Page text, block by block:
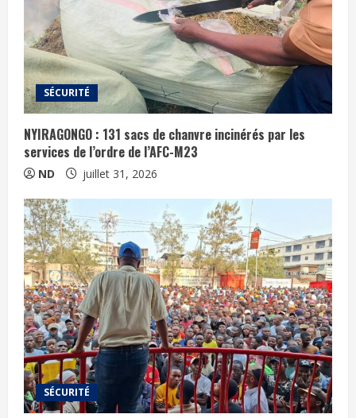
SÉCURITÉ
NYIRAGONGO : 131 sacs de chanvre incinérés par les
services de l’ordre de l’AFC-M23
ND juillet 31, 2026
SÉCURITÉ